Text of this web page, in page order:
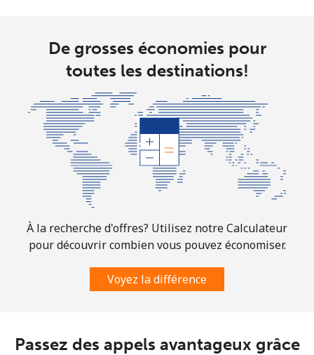
De grosses économies pour
toutes les destinations!
À la recherche d'offres? Utilisez notre Calculateur
pour découvrir combien vous pouvez économiser.
Voyez la différence
Passez des appels avantageux grâce